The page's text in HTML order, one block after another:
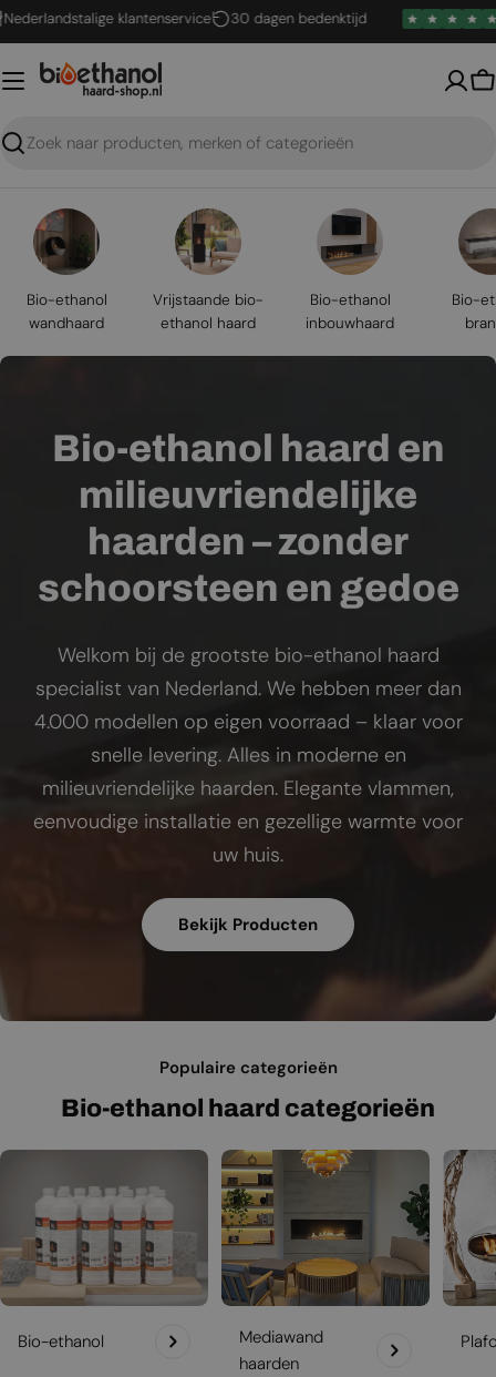
Ga
naar
inhoud
klantenservice 30 dagen bedenktijd 4,6
Zoeken
Bio-ethanol
wandhaard
Vrijstaande bio-
ethanol haard
Bio-ethanol
inbouwhaard
Bio-
Bio-ethanol haard en
milieuvriendelijke
haarden – zonder
schoorsteen en gedoe
Welkom bij de grootste bio-ethanol haard
specialist van Nederland. We hebben meer dan
4.000 modellen op eigen voorraad – klaar voor
snelle levering. Alles in moderne en
milieuvriendelijke haarden. Elegante vlammen,
eenvoudige installatie en gezellige warmte voor
uw huis.
Bekijk Producten
Populaire categorieën
Bio-ethanol haard categorieën
Bio-ethanol
Mediawand
haarden